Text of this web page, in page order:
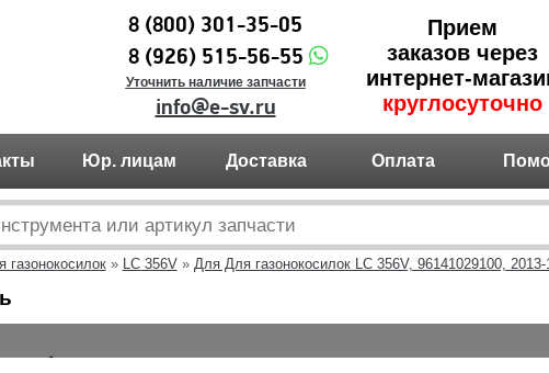
8 (800) 301-35-05
Прием
заказов через
интернет-
круглосуточно
8 (926) 515-56-55
Уточнить наличие запчасти
info@e-sv.ru
Юр. лицам Доставка Оплата
газонокосилок» LC 356V» Для Для газонокосилок LC 356V, 96141029100, 2013-